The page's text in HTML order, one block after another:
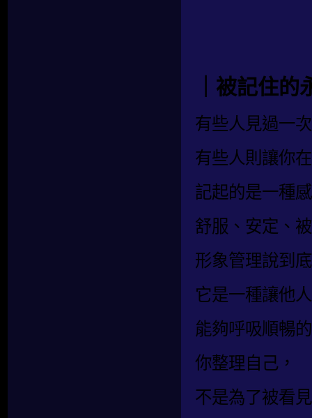
｜被記住
有些人見過一
有些人則讓你
記起的是一種
舒服、安定、
形象管理說到
它是一種讓他
能夠呼吸順暢
你整理自己，
不是為了被看